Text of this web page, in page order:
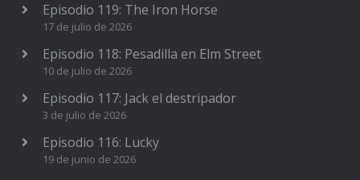
Episodio 119: The Iron Horse
17 de julio de 2026
Episodio 118: Pesadilla en Elm Street
10 de julio de 2026
Episodio 117: Jack el destripador
3 de julio de 2026
Episodio 116: Lucky
19 de junio de 2026